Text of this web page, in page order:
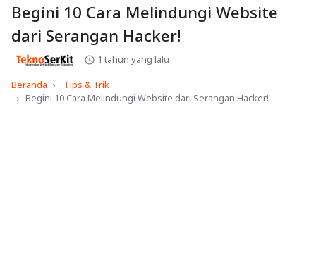
Begini 10 Cara Melindungi Website
dari Serangan Hacker!
1 tahun yang lalu
Beranda
Tips & Trik
Begini 10 Cara Melindungi Website dari Serangan Hacker!